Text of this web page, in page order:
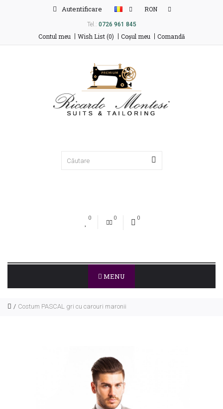
Autentificare RON
Tel.: 0726 961 845
Contul meu Wish List (0) Coşul meu Comandă
0 0 0
MENU
Costum PASCAL gri cu carouri maronii